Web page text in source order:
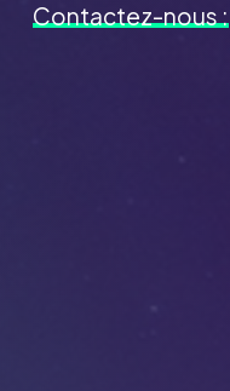
Contactez-nous :